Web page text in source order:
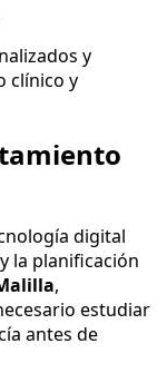
y
clínico y
digital
la planificación
,
estudiar
antes de